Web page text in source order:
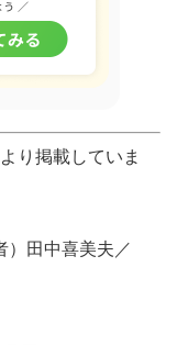
り掲載していま
）田中喜美夫／